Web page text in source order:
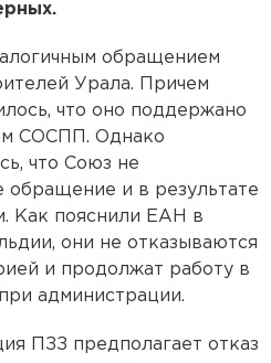
обращением
Урала. Причем
что оно поддержано
СОСПП. Однако
что Союз не
обращение и в результате
Как пояснили ЕАН в
они не отказываются
и продолжат работу в
администрации.
ПЗЗ предполагает отказ